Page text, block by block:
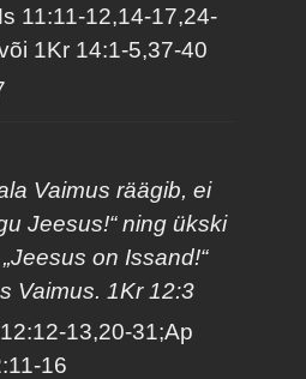
11:11-12,14-17,24-
1Kr 14:1-5,37-40
Vaimus räägib, ei
Jeesus!“ ning ükski
on Issand!“
Vaimus. 1Kr 12:3
13,20-31;Ap
16